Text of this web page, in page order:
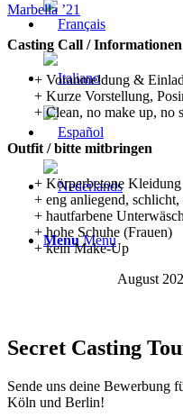
Menu Menu
Marbella ’21
Casting Call / Informationen
+ Voranmeldung &
+ Kurze Vorstellung,
+ Clean, no make up, no
Outfit / bitte mitbringen
+ Körperbetone Kleidung
+ eng anliegend,
+ hautfarbene
+ hohe Schuhe (Frauen)
+ kein Make-Up
August
Secret Casting
Sende uns deine Bewerbung
Köln und Berlin!